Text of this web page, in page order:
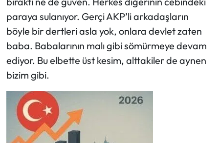
paraya sulanıyor. Gerçi AKP’li arkadaşların
böyle bir dertleri asla yok, onlara devlet zaten
baba. Babalarının malı gibi sömürmeye devam
ediyor. Bu elbette üst kesim, alttakiler de aynen
bizim gibi.